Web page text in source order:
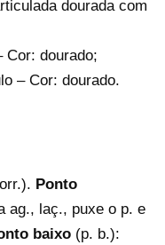
dourada com
Cor: dourado;
– Cor: dourado.
Ponto
ag., laç., puxe o p. e
baixo (p. b.):